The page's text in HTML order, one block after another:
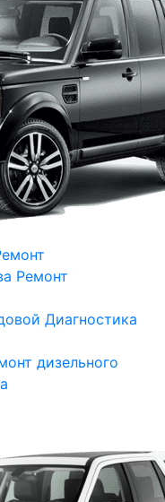
Ремонт
Диагностика
дизельного